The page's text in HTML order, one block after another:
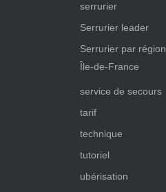
serrurier
Serrurier leader
Serrurier par région
Île-de-France
service de secours
tarif
technique
tutoriel
ubérisation